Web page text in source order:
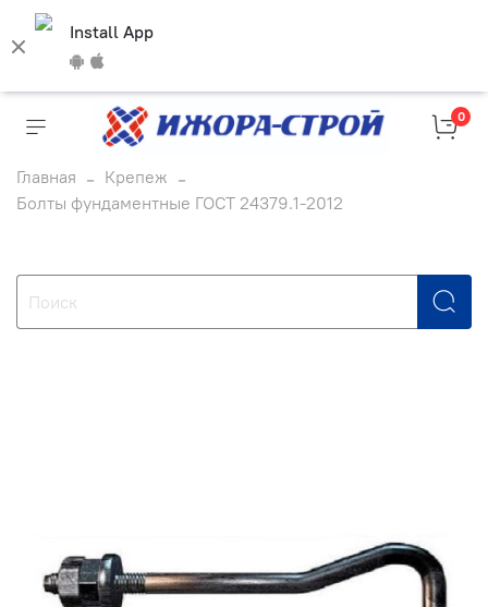
Install App
0
Главная
Крепеж
Болты фундаментные ГОСТ 24379.1-2012